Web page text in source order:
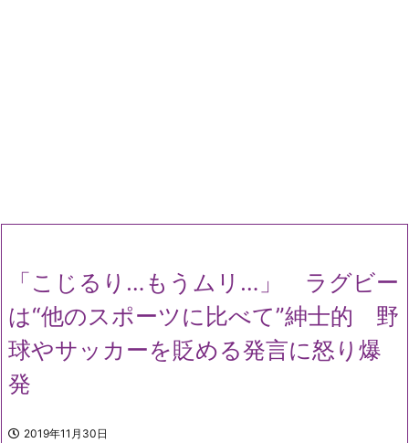
「こじるり…もうムリ…」 ラグビー
は“他のスポーツに比べて”紳士的 野
球やサッカーを貶める発言に怒り爆
発
2019年11月30日